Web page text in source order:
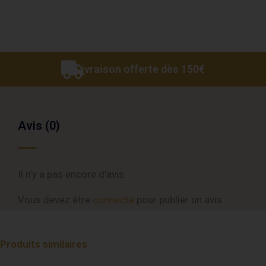
Livraison offerte dès 150€
Avis (0)
connecté
Produits similaires